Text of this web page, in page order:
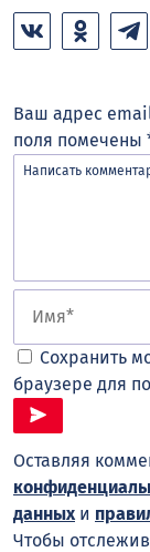
Ваш адрес
поля помечены
Сохранить
браузере для
Оставляя
данных и
Чтобы